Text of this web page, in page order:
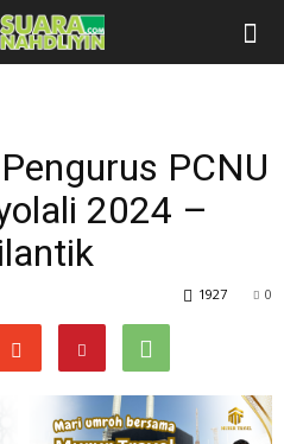
PCNU
2024 –
0
1927